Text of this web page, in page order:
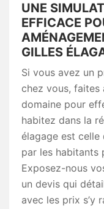
UNE
EFFICACE
GILLES
Si vous avez un
chez vous, faites
domaine pour
habitez dans la
élagage est celle
par les habitants
Exposez-nous
un devis qui
avec les prix s’y